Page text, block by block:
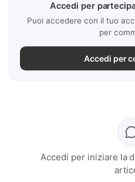
Accedi per
Puoi accedere con il tuo
per
Accedi per
Accedi per iniziare la